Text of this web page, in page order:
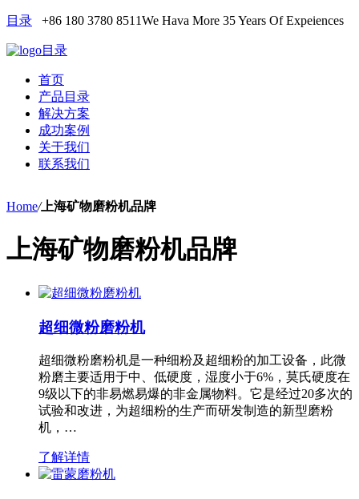
目录 +86 180 3780 8511We Hava More 35 Years Of Expeiences
目录
首页
产品目录
解决方案
成功案例
关于我们
联系我们
Home/上海矿物磨粉机品牌
上海矿物磨粉机品牌
超细微粉磨粉机
超细微粉磨粉机是一种细粉及超细粉的加工设备，此微
粉磨主要适用于中、低硬度，湿度小于6%，莫氏硬度在
9级以下的非易燃易爆的非金属物料。它是经过20多次的
试验和改进，为超细粉的生产而研发制造的新型磨粉
机，…
了解详情